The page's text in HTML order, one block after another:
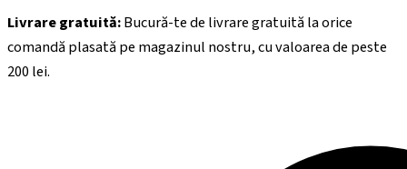
Livrare gratuită:Bucură-te de livrare gratuită la orice
comandă plasată pe magazinul nostru, cu valoarea de peste
200 lei.